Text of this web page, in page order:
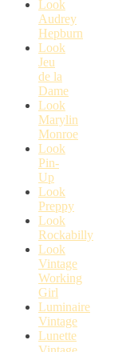
Look
Audrey
Hepburn
Look
Jeu
de la
Dame
Look
Marylin
Monroe
Look
Pin-
Up
Look
Preppy
Look
Rockabilly
Look
Vintage
Working
Girl
Luminaire
Vintage
Lunette